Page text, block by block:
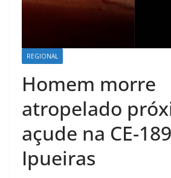
REGIONAL
Homem morre
atropelado
açude na CE-
Ipueiras